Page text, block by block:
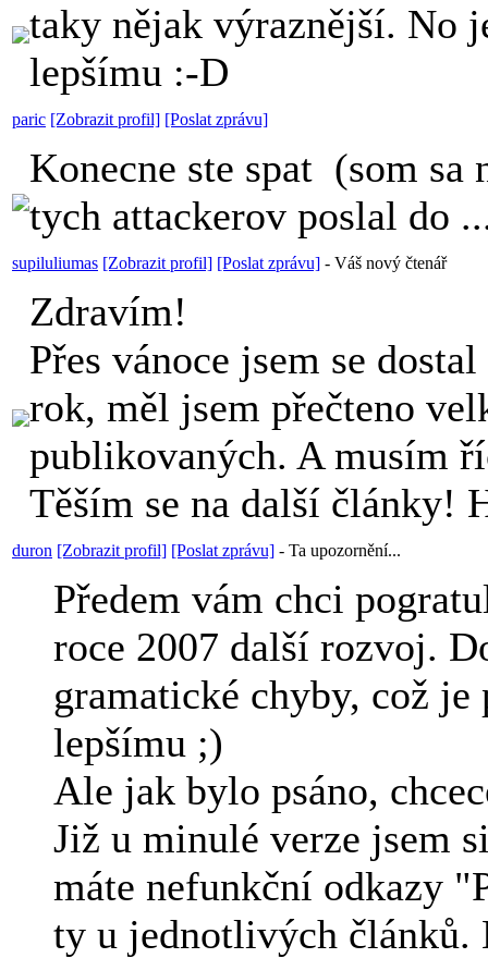
taky nějak výraznější. No
lepšímu :-D
paric [Zobrazit profil] [Poslat zprávu]
Konecne ste spat (som sa
tych attackerov poslal do
supiluliumas [Zobrazit profil] [Poslat zprávu] - Váš nový čtenář
Zdravím!
Přes vánoce jsem se
rok, měl jsem přečteno
publikovaných. A musím
Těším se na další články!
duron [Zobrazit profil] [Poslat zprávu] - Ta upozornění...
Předem vám chci
roce 2007 další rozvoj.
gramatické chyby, což
lepšímu ;)
Ale jak bylo psáno,
Již u minulé verze jsem
máte nefunkční odkazy
ty u jednotlivých článků.